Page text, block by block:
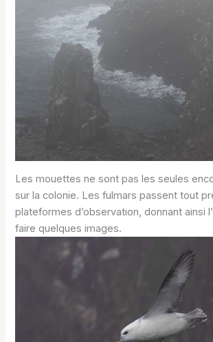
Les mouettes ne sont pas les seules
sur la colonie. Les fulmars passent tout
plateformes d’observation, donnant ainsi
faire quelques images.